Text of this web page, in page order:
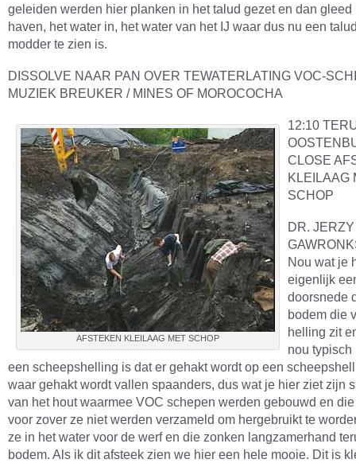
geleiden werden hier planken in het talud gezet en dan gleed
haven, het water in, het water van het IJ waar dus nu een
modder te zien is.
DISSOLVE NAAR PAN OVER TEWATERLATING VOC-
MUZIEK BREUKER / MINES OF MOROCOCHA
AFSTEKEN KLEILAAG MET SCHOP
12:10
CLOSE
KLEILAAG
SCHOP
DR. JERZY
Nou wat je
eigenlijk
doorsnede
bodem die
helling zit
nou typisch
een scheepshelling is dat er gehakt wordt op een
waar gehakt wordt vallen spaanders, dus wat je hier ziet zijn
van het hout waarmee VOC schepen werden gebouwd en
voor zover ze niet werden verzameld om hergebruikt te
ze in het water voor de werf en die zonken langzamerhand
bodem. Als ik dit afsteek zien we hier een hele mooie. Dit is